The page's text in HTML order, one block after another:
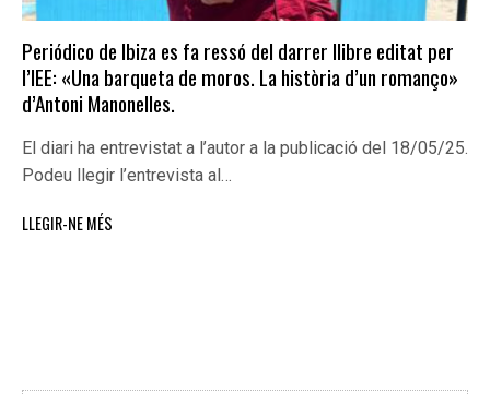
Periódico de Ibiza es fa ressó del darrer llibre editat per
l’IEE: «Una barqueta de moros. La història d’un romanço»
d’Antoni Manonelles.
El diari ha entrevistat a l’autor a la publicació del 18/05/25.
Podeu llegir l’entrevista al…
LLEGIR-NE MÉS